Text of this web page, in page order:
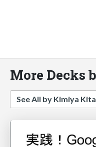
More Decks
See All by Kimiya